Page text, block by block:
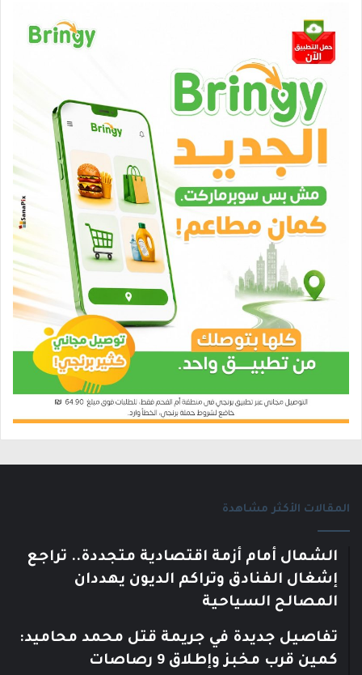
المقالات الأكثر مشاهدة
الشمال أمام أزمة اقتصادية متجددة.. تراجع
إشغال الفنادق وتراكم الديون يهددان
المصالح السياحية
تفاصيل جديدة في جريمة قتل محمد محاميد:
كمين قرب مخبز وإطلاق 9 رصاصات